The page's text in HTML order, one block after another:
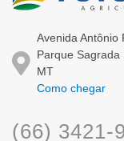
Avenida Antônio
Parque
MT
Como chegar
(66) 3421-